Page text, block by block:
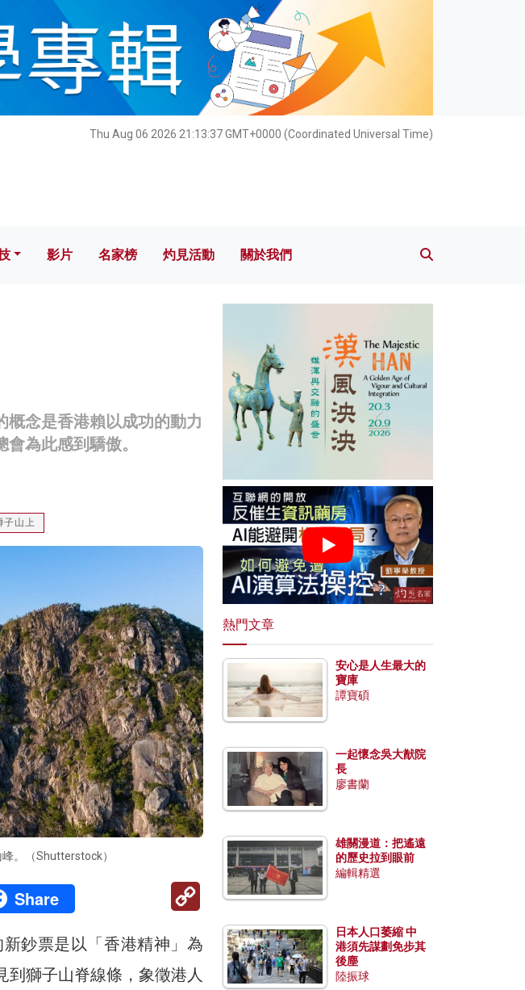
Thu Aug 06 2026 21:13:39 GMT+0000 (Coordinated Universal Time)
影片 名家榜 灼見活動 關於我們
影片 名家榜 灼見活動 關於我們
概念是香港賴以成功的動力
為此感到驕傲。
子山上
。（Shutterstock）
Share
Copy
Link
鈔票是以「香港精神」為
獅子山脊線條，象徵港人
熱門文章
安心是人生最大的
寶庫
譚寶碩
一起懷念吳大猷院
長
廖書蘭
雄關漫道：把遙遠
的歷史拉到眼前
編輯精選
日本人口萎縮 中
港須先謀劃免步其
後塵
陸振球